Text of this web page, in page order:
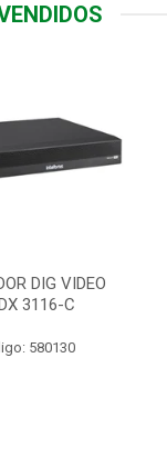
DIG VIDEO
3116-C
580130